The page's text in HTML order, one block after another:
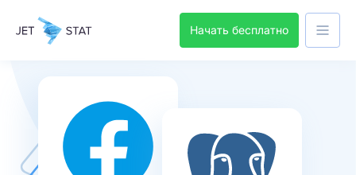
Начать бесплатно